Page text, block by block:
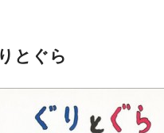
とぐら